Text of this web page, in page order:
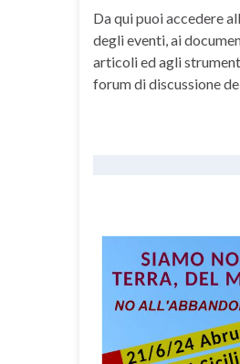
Da qui puoi accedere
degli eventi, ai
articoli ed agli
forum di discussione